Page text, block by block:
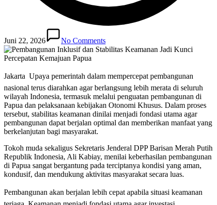
Juni 22, 2026 No Comments
Jakarta  Upaya pemerintah dalam mempercepat pembangunan
nasional terus diarahkan agar berlangsung lebih merata di seluruh
wilayah Indonesia, termasuk melalui penguatan pembangunan di
Papua dan pelaksanaan kebijakan Otonomi Khusus. Dalam proses
tersebut, stabilitas keamanan dinilai menjadi fondasi utama agar
pembangunan dapat berjalan optimal dan memberikan manfaat yang
berkelanjutan bagi masyarakat.
Tokoh muda sekaligus Sekretaris Jenderal DPP Barisan Merah Putih
Republik Indonesia, Ali Kabiay, menilai keberhasilan pembangunan
di Papua sangat bergantung pada terciptanya kondisi yang aman,
kondusif, dan mendukung aktivitas masyarakat secara luas.
Pembangunan akan berjalan lebih cepat apabila situasi keamanan